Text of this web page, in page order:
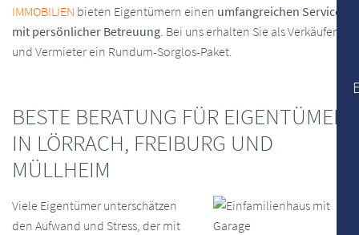
IMMOBILIEN bieten Eigentümern einen umfangreichen Service
mit persönlicher Betreuung. Bei uns erhalten Sie als Verkäufer
und Vermieter ein Rundum-Sorglos-Paket.
BESTE BERATUNG FÜR EIGENTÜMER
IN LÖRRACH, FREIBURG UND
MÜLLHEIM
Viele Eigentümer unterschätzen
den Aufwand und Stress, der mit